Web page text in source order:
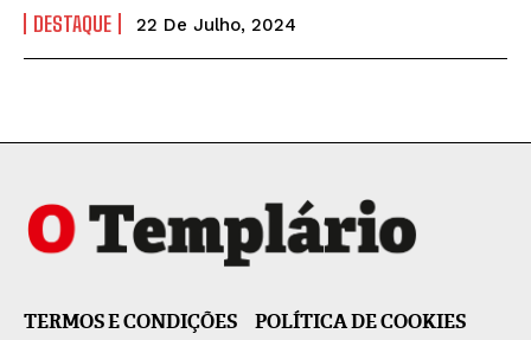
DESTAQUE 22 De Julho, 2024
TERMOS E CONDIÇÕES
POLÍTICA DE COOKIES